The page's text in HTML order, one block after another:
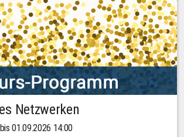
Netzwerken
01.09.2026 14:00